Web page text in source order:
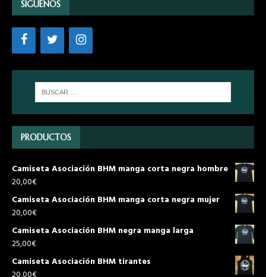
SÍGUENOS
PRODUCTOS
Camiseta Asociación BHM manga corta negra hombre
20,00€
Camiseta Asociación BHM manga corta negra mujer
20,00€
Camiseta Asociación BHM negra manga larga
25,00€
Camiseta Asociación BHM tirantes